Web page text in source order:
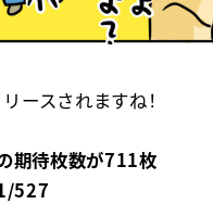
ースされますね！
期待枚数が711枚
527